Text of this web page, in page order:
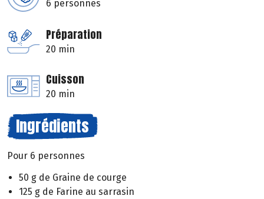
6 personnes
Préparation
20 min
Cuisson
20 min
Ingrédients
Pour 6 personnes
50 g de Graine de courge
125 g de Farine au sarrasin